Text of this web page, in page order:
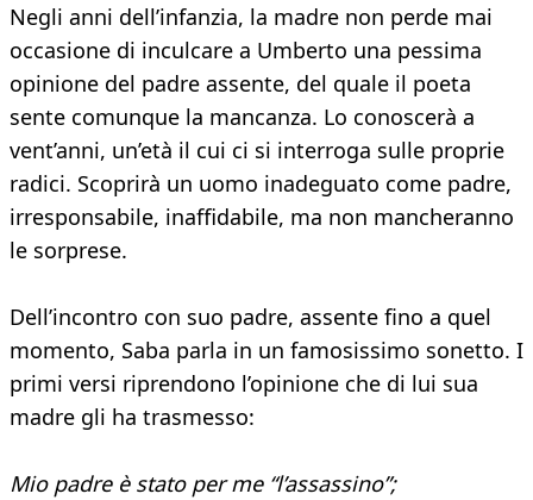
Negli anni dell’infanzia, la madre non perde mai
occasione di inculcare a Umberto una pessima
opinione del padre assente, del quale il poeta
sente comunque la mancanza. Lo conoscerà a
vent’anni, un’età il cui ci si interroga sulle proprie
radici. Scoprirà un uomo inadeguato come padre,
irresponsabile, inaffidabile, ma non mancheranno
le sorprese.
Dell’incontro con suo padre, assente fino a quel
momento, Saba parla in un famosissimo sonetto. I
primi versi riprendono l’opinione che di lui sua
madre gli ha trasmesso:
Mio padre è stato per me “l’assassino”;